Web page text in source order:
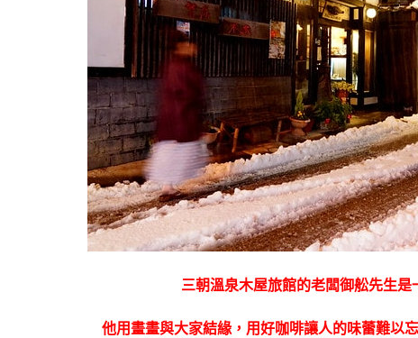
三朝溫泉木屋旅館的老闆御舩先生是
他用畫畫與大家結緣，用好咖啡讓人的味蕾難以